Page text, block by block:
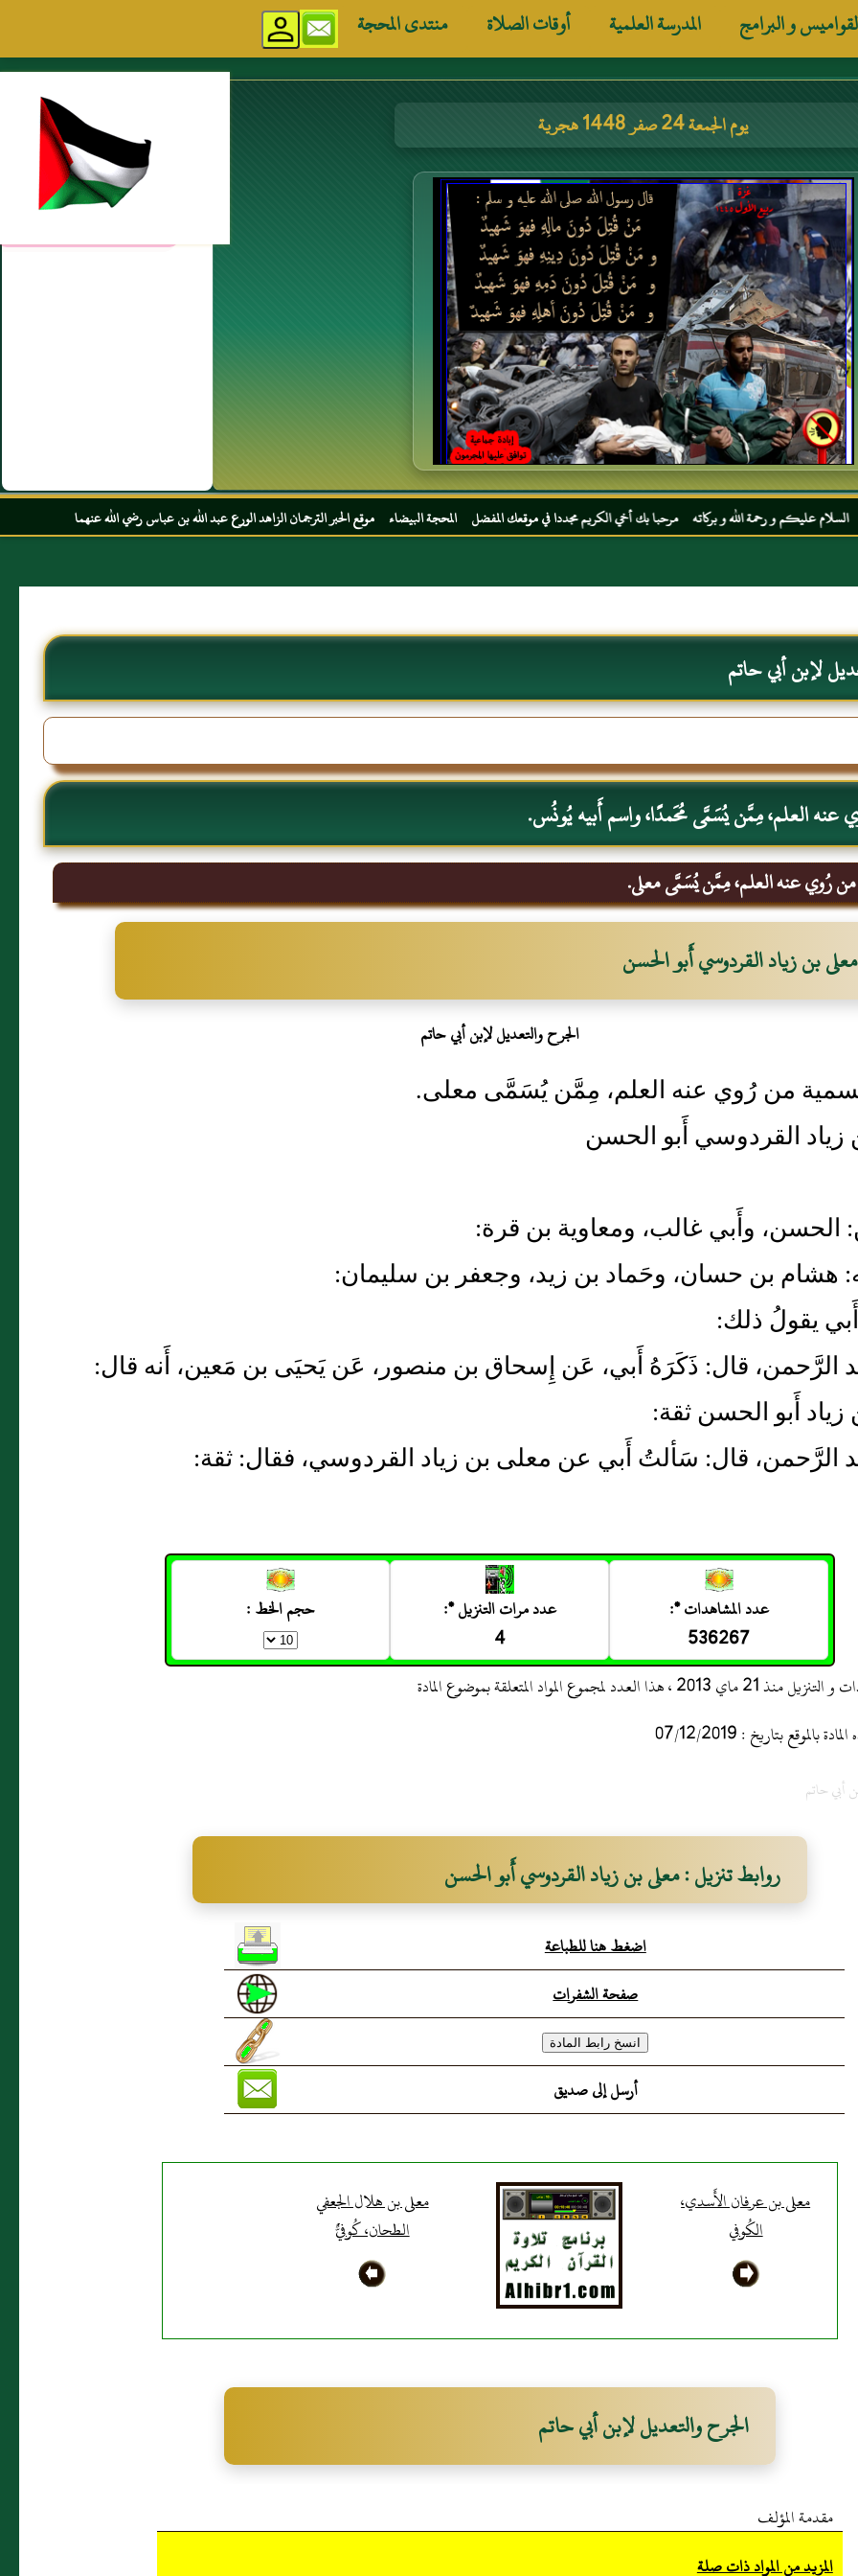
و البرامج المدرسة العلمية أوقات الصلاة منتدى المحجة
يوم الجمعة 24 صفر 1448 هجرية مواقع إسلامية
و رحمة الله و بركاته مرحبا بك أخي الكريم مجددا في موقعك المفضل المحجة البيضاء موقع الحبر الترجمان الزاهد الورع عبد الله بن عباس رضي الله عنهما
لإبن أبي حاتم
العلم، مِمَّن يُسَمَّى مُحَمدًا، واسم أَبيه يُونُس.
رُوي عنه العلم، مِمَّن يُسَمَّى معلى.
معلى بن زياد القردوسي أَبو الحسن
الجرح والتعديل لإبن أبي حاتم
من رُوي عنه العلم، مِمَّن يُسَمَّى معلى.
القردوسي أَبو الحسن
وأَبي غالب، ومعاوية بن قرة:
هشام بن حسان، وحَماد بن زيد، وجعفر بن سليمان:
يقولُ ذلك:
الرَّحمن، قال: ذَكَرَهُ أَبي، عَن إِسحاق بن منصور، عَن يَحيَى بن مَعين، أَنه قال:
أَبو الحسن ثقة:
الرَّحمن، قال: سَألتُ أَبي عن معلى بن زياد القردوسي، فقال: ثقة:
عدد المشاهدات *:
536267
عدد مرات التنزيل *:
4
حجم الخط :
العدد لمجموع المواد المتعلقة بموضوع المادة
بتاريخ : 07/12/2019
أبي حاتم
روابط تنزيل : معلى بن زياد القردوسي أَبو الحسن
اضغط هنا للطباعة
صفحة الشفرات
أرسل إلى صديق
معلى بن عرفان الأَسدي،
الكُوفي
معلى بن هلال الجعفي
الطحان، كُوفيٌّ
الجرح والتعديل لإبن أبي حاتم
مقدمة المؤلف
المزيد من المواد ذات صلة